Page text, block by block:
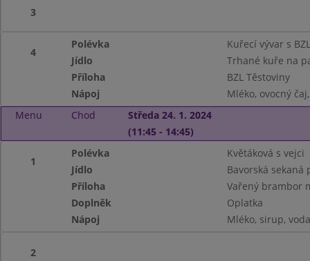
3
4
Polévka
Kuřecí vývar s
Jídlo
Trhané kuře na
Příloha
BZL Těstoviny
Nápoj
Mléko, ovocný
Menu
Chod
Středa 24. 1. 2024
(11:45 - 14:45)
1
Polévka
Květáková s vejci
Jídlo
Bavorská sekaná
Příloha
Vařený brambor
Doplněk
Oplatka
Nápoj
Mléko, sirup, voda
2